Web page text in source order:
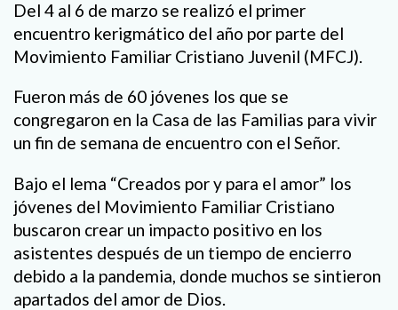
Del 4 al 6 de marzo se realizó el primer
encuentro kerigmático del año por parte del
Movimiento Familiar Cristiano Juvenil (MFCJ).
Fueron más de 60 jóvenes los que se
congregaron en la Casa de las Familias para vivir
un fin de semana de encuentro con el Señor.
Bajo el lema “Creados por y para el amor” los
jóvenes del Movimiento Familiar Cristiano
buscaron crear un impacto positivo en los
asistentes después de un tiempo de encierro
debido a la pandemia, donde muchos se sintieron
apartados del amor de Dios.